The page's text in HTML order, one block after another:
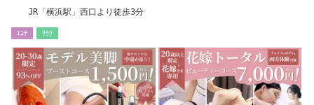
JR「横浜駅」西口より徒歩3分
ｴｽﾃ ﾘﾗｸ